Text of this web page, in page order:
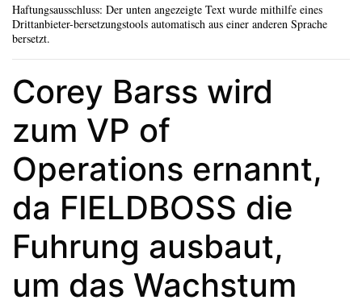
Haftungsausschluss: Der unten angezeigte Text wurde mithilfe eines
Drittanbieter-bersetzungstools automatisch aus einer anderen Sprache
bersetzt.
Corey Barss wird
zum VP of
Operations ernannt,
da FIELDBOSS die
Fuhrung ausbaut,
um das Wachstum